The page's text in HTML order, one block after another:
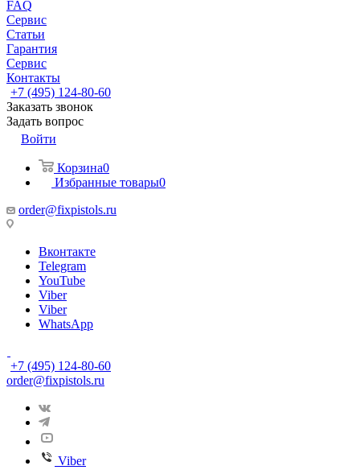
FAQ
Сервис
Статьи
Гарантия
Сервис
Контакты
+7 (495) 124-80-60
Заказать звонок
Задать вопрос
Войти
Корзина0
Избранные товары0
order@fixpistols.ru
Вконтакте
Telegram
YouTube
Viber
Viber
WhatsApp
+7 (495) 124-80-60
order@fixpistols.ru
Viber